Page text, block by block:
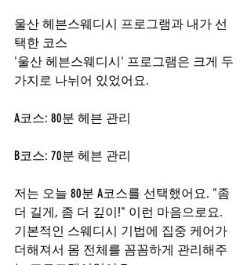
울산 헤븐스웨디시 프로그램과 내가 선
택한 코스
'울산 헤븐스웨디시' 프로그램은 크게 두
가지로 나뉘어 있었어요.
A코스: 80분 헤븐 관리
B코스: 70분 헤븐 관리
저는 오늘 80분 A코스를 선택했어요. "좀
더 길게, 좀 더 깊이!" 이런 마음으로요.
기본적인 스웨디시 기법에 집중 케어가
더해져서 몸 전체를 꼼꼼하게 관리해주